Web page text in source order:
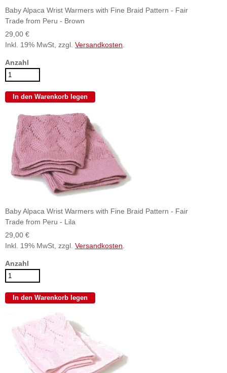
Baby Alpaca Wrist Warmers with Fine Braid Pattern - Fair
Trade from Peru - Brown
29,00 €
Inkl. 19% MwSt, zzgl. Versandkosten
Anzahl
Baby Alpaca Wrist Warmers with Fine Braid Pattern - Fair
Trade from Peru - Lila
29,00 €
Inkl. 19% MwSt, zzgl. Versandkosten
Anzahl